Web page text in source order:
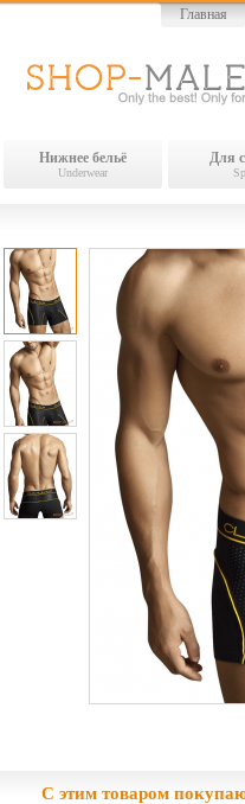
Главная
Нижнее бельё
Underwear
Для
С этим товаром